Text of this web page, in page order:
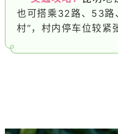
也可搭乘32路、53路
村”，村内停车位较紧